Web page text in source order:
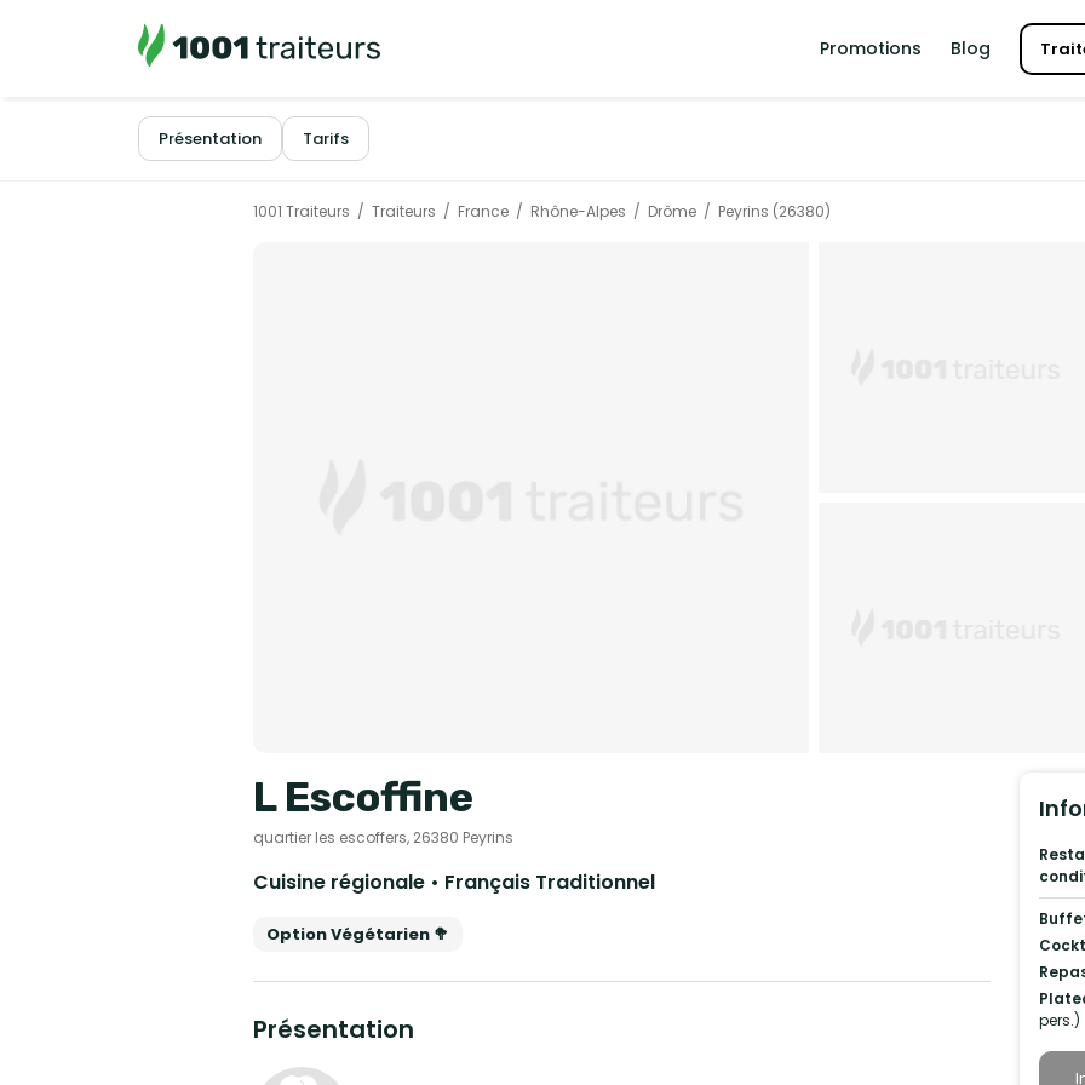
Promotions Blog
Présentation Tarifs
1001 Traiteurs Traiteurs France Rhône-Alpes Drôme Peyrins (26380)
L Escoffine
quartier les escoffers, 26380 Peyrins
Cuisine régionale • Français Traditionnel
Option Végétarien 🥦
Présentation
pers.)